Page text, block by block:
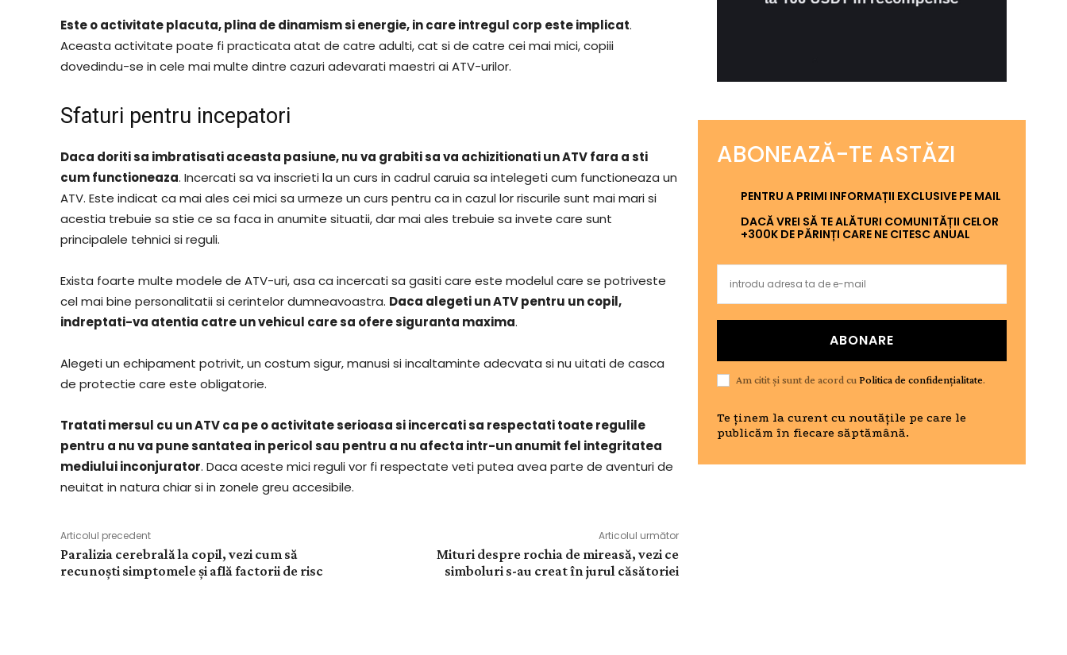
Este o activitate placuta, plina de dinamism si energie, in care intregul corp este implicat.
Aceasta activitate poate fi practicata atat de catre adulti, cat si de catre cei mai mici, copiii
dovedindu-se in cele mai multe dintre cazuri adevarati maestri ai ATV-urilor.
Sfaturi pentru incepatori
Daca doriti sa imbratisati aceasta pasiune, nu va grabiti sa va achizitionati un ATV fara a sti
cum functioneaza. Incercati sa va inscrieti la un curs in cadrul caruia sa intelegeti cum functioneaza un
ATV. Este indicat ca mai ales cei mici sa urmeze un curs pentru ca in cazul lor riscurile sunt mai mari si
acestia trebuie sa stie ce sa faca in anumite situatii, dar mai ales trebuie sa invete care sunt
principalele tehnici si reguli.
Exista foarte multe modele de ATV-uri, asa ca incercati sa gasiti care este modelul care se potriveste
cel mai bine personalitatii si cerintelor dumneavoastra. Daca alegeti un ATV pentru un copil,
indreptati-va atentia catre un vehicul care sa ofere siguranta maxima.
Alegeti un echipament potrivit, un costum sigur, manusi si incaltaminte adecvata si nu uitati de casca
de protectie care este obligatorie.
Tratati mersul cu un ATV ca pe o activitate serioasa si incercati sa respectati toate regulile
pentru a nu va pune santatea in pericol sau pentru a nu afecta intr-un anumit fel integritatea
mediului inconjurator. Daca aceste mici reguli vor fi respectate veti putea avea parte de aventuri de
neuitat in natura chiar si in zonele greu accesibile.
Articolul precedent
Paralizia cerebrală la copil, vezi cum să
recunoști simptomele și află factorii de risc
Articolul următor
Mituri despre rochia de mireasă, vezi ce
simboluri s-au creat în jurul căsătoriei
ABONEAZĂ-TE ASTĂZI
PENTRU A PRIMI INFORMAȚII EXCLUSIVE PE MAIL
DACĂ VREI SĂ TE ALĂTURI COMUNITĂȚII CELOR
+300K DE PĂRINȚI CARE NE CITESC ANUAL
ABONARE
Am citit și sunt de acord cuPolitica de confidențialitate.
Te ținem la curent cu noutățile pe care le
publicăm în fiecare săptămână.